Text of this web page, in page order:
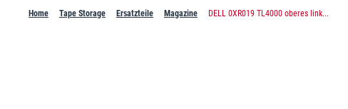
Home Tape Storage Ersatzteile Magazine DELL 0XR019 TL4000 oberes link...